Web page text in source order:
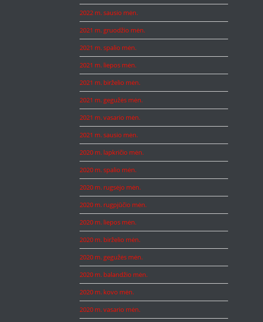
2022 m. sausio mėn.
2021 m. gruodžio mėn.
2021 m. spalio mėn.
2021 m. liepos mėn.
2021 m. birželio mėn.
2021 m. gegužės mėn.
2021 m. vasario mėn.
2021 m. sausio mėn.
2020 m. lapkričio mėn.
2020 m. spalio mėn.
2020 m. rugsėjo mėn.
2020 m. rugpjūčio mėn.
2020 m. liepos mėn.
2020 m. birželio mėn.
2020 m. gegužės mėn.
2020 m. balandžio mėn.
2020 m. kovo mėn.
2020 m. vasario mėn.